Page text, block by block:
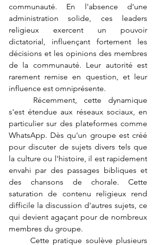
communauté. En l'absence d'une
administration solide, ces leaders
religieux exercent un pouvoir
dictatorial, influençant fortement les
décisions et les opinions des membres
de la communauté. Leur autorité est
rarement remise en question, et leur
influence est omniprésente.
s'est étendue aux réseaux sociaux, en
particulier sur des plateformes comme
WhatsApp. Dès qu'un groupe est créé
pour discuter de sujets divers tels que
la culture ou l'histoire, il est rapidement
envahi par des passages bibliques et
des chansons de chorale. Cette
saturation de contenu religieux rend
difficile la discussion d'autres sujets, ce
qui devient agaçant pour de nombreux
membres du groupe.